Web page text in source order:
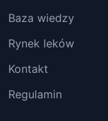
Baza wiedzy
Rynek leków
Kontakt
Regulamin